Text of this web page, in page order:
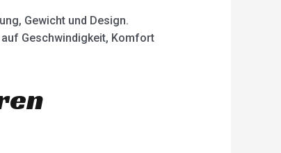
Gewicht und Design.
Geschwindigkeit, Komfort